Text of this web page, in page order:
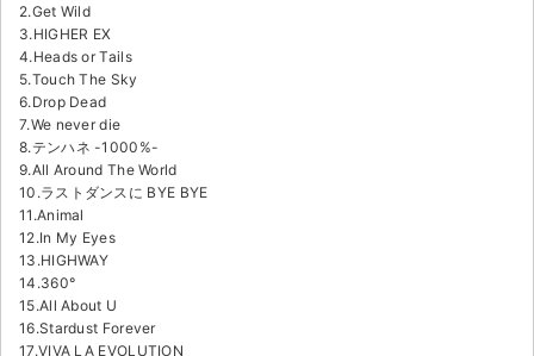
2.Get Wild
3.HIGHER EX
4.Heads or Tails
5.Touch The Sky
6.Drop Dead
7.We never die
8.テンハネ -1000%-
9.All Around The World
10.ラストダンスに BYE BYE
11.Animal
12.In My Eyes
13.HIGHWAY
14.360°
15.All About U
16.Stardust Forever
17.VIVA LA EVOLUTION